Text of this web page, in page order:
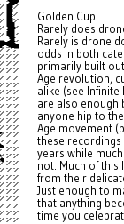
Golden Cup
Rarely does
Rarely is drone
odds in both
primarily built
Age revolution,
alike (see Infinite
are also enough
anyone hip to
Age movement
these recordings
years while
not. Much of this
from their
Just enough to
that anything
time you